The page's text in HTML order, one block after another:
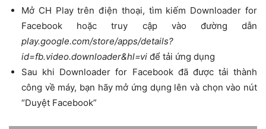
Mở CH Play trên điện thoại, tìm kiếm Downloader for
Facebook hoặc truy cập vào đường dẫn
play.google.com/store/apps/details?
id=fb.video.downloader&hl=vi để tải ứng dụng
Sau khi Downloader for Facebook đã được tải thành
công về máy, bạn hãy mở ứng dụng lên và chọn vào nút
“Duyệt Facebook”